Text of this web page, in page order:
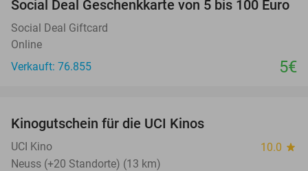
Social Deal Geschenkkarte von 5 bis 100 Euro
Social Deal Giftcard
Online
Verkauft: 76.855
5€
Kinogutschein für die UCI Kinos
UCI Kino 10.0 star
Neuss (+20 Standorte) (13 km)